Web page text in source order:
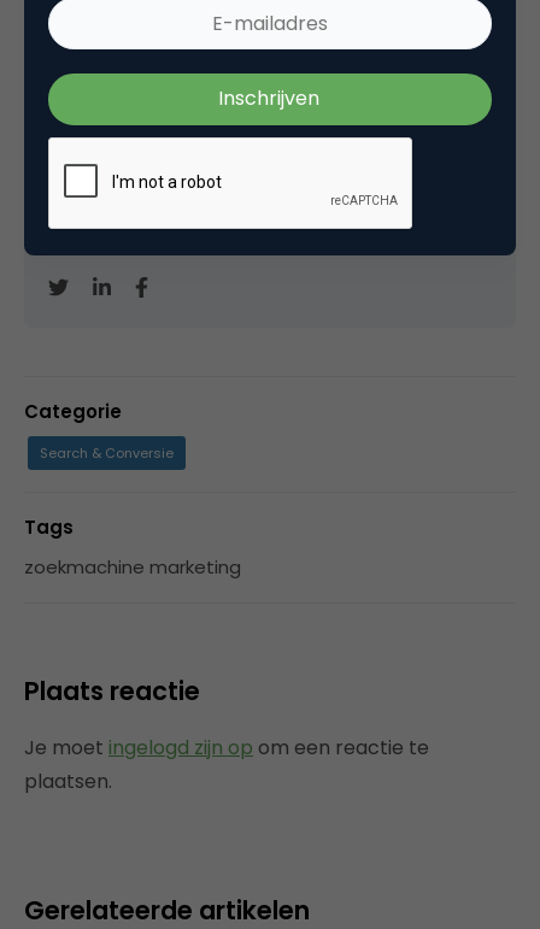
Marco Derksen
Partner bijUpstream
Oprichter/partner Upstream, Marketingfacts,
Arnhem Direct, SportNext, TravelNext, RvT VPRO,
Bestuur Luxor Live, social business, onderwijs,
fotografie en vader!
Categorie
Search & Conversie
Tags
zoekmachine marketing
Plaats reactie
Je moet ingelogd zijn op om een reactie te
plaatsen.
Gerelateerde artikelen